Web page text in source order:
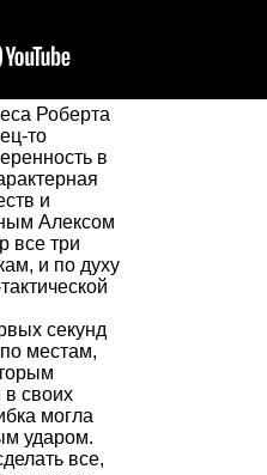
Роберта
то
в
и
Алексом
все три
и по духу
секунд
местам,
своих
могла
ударом.
все,